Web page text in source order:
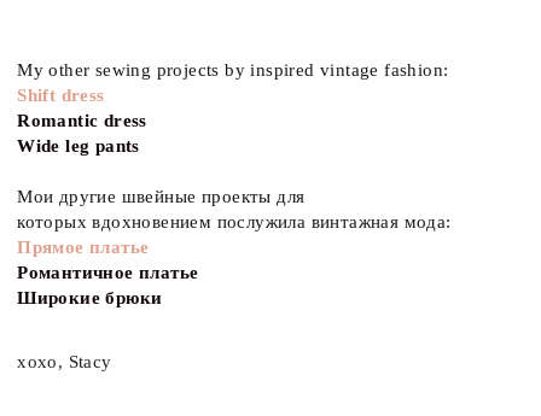
My other sewing projects by inspired vintage fashion:
Shift dress
Romantic dress
Wide leg pants
Мои другие швейные проекты для
которыхвдохновением послужила винтажная мода:
Прямое платье
Романтичное платье
Широкие брюки
xoxo, Stacy